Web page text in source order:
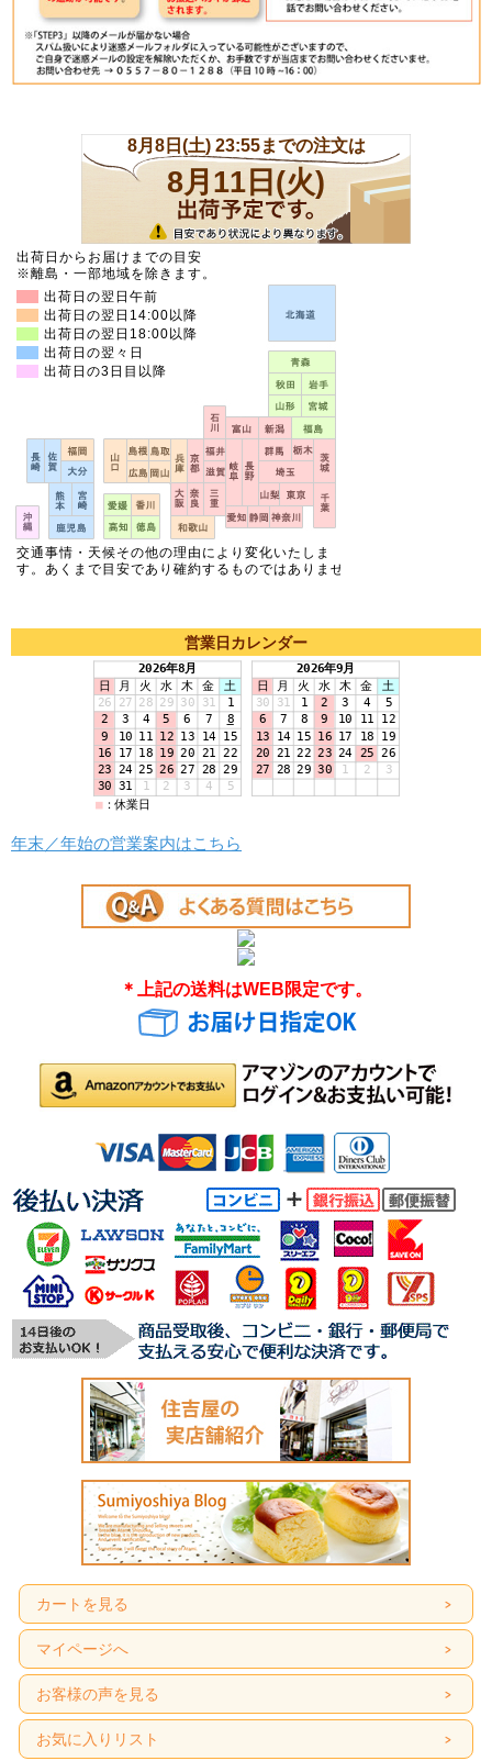
営業日カレンダー
年末／年始の営業案内はこちら
＊上記の送料はWEB限定です。
カートを見る
マイページへ
お客様の声を見る
お気に入りリスト